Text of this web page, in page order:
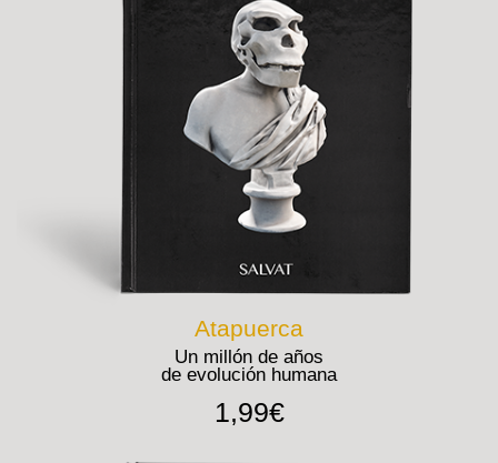
Atapuerca
Un millón de años
de evolución humana
1,99€